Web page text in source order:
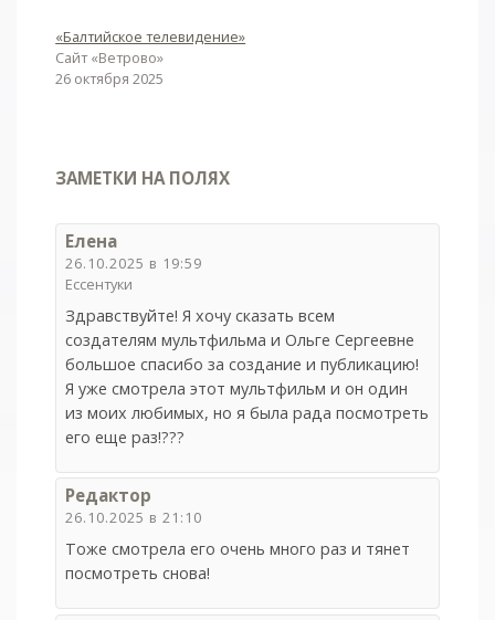
«Балтийское телевидение»
Сайт «Ветрово»
26 октября 2025
ЗАМЕТКИ НА ПОЛЯХ
Елена
26.10.2025 в 19:59
Ессентуки
Здравствуйте! Я хочу сказать всем
создателям мультфильма и Ольге Сергеевне
большое спасибо за создание и публикацию!
Я уже смотрела этот мультфильм и он один
из моих любимых, но я была рада посмотреть
его еще раз!???
Редактор
26.10.2025 в 21:10
Тоже смотрела его очень много раз и тянет
посмотреть снова!